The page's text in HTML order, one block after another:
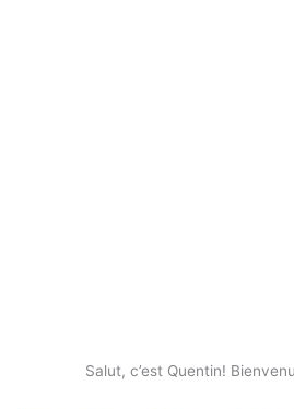
Salut, c’est Quentin!